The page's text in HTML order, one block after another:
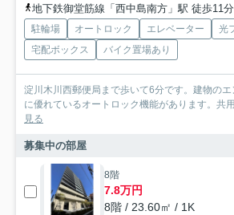
地下鉄御堂筋線「西中島南方」駅 徒歩11分
駐輪場 オートロック エレベーター
光
宅配ボックス
バイク置場あり
淀川木川西郵便局まで歩いて6分です。建物の
に優れているオートロック機能があります。共
見る
募集中の部屋
8階
7.8万円
8階 / 23.60㎡ / 1K